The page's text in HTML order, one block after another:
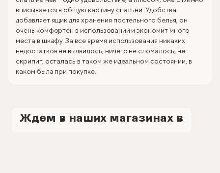
вписывается в общую картину спальни. Удобства
добавляет ящик для хранения постельного белья, он
очень комфортен в использовании и экономит много
места в шкафу. За все время использования никаких
недостатков не выявилось, ничего не сломалось, не
скрипит, осталась в таком же идеальном состоянии, в
каком была при покупке.
Ждем в наших магазинах в